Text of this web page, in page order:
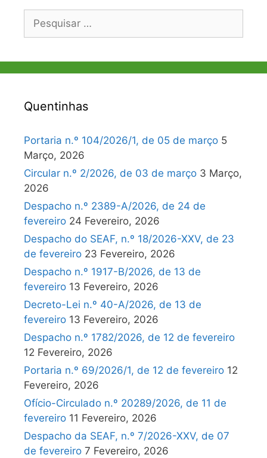
Pesquisar
Quentinhas
Portaria n.º 104/2026/1, de 05 de março 5
Março, 2026
Circular n.º 2/2026, de 03 de março 3 Março,
2026
Despacho n.º 2389-A/2026, de 24 de
fevereiro 24 Fevereiro, 2026
Despacho do SEAF, n.º 18/2026-XXV, de 23
de fevereiro 23 Fevereiro, 2026
Despacho n.º 1917-B/2026, de 13 de
fevereiro 13 Fevereiro, 2026
Decreto-Lei n.º 40-A/2026, de 13 de
fevereiro 13 Fevereiro, 2026
Despacho n.º 1782/2026, de 12 de fevereiro
12 Fevereiro, 2026
Portaria n.º 69/2026/1, de 12 de fevereiro 12
Fevereiro, 2026
Ofício-Circulado n.º 20289/2026, de 11 de
fevereiro 11 Fevereiro, 2026
Despacho da SEAF, n.º 7/2026-XXV, de 07
de fevereiro 7 Fevereiro, 2026